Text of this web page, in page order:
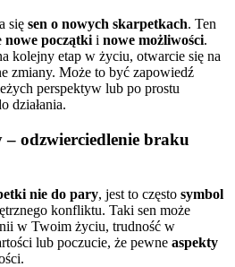
się sen o nowych skarpetkach. Ten
nowe początki i nowe możliwości.
kolejny etap w życiu, otwarcie się na
zmiany. Może to być zapowiedź
perspektyw lub po prostu
działania.
odzwierciedlenie braku
nie do pary, jest to często symbol
konfliktu. Taki sen może
w Twoim życiu, trudność w
lub poczucie, że pewne aspekty